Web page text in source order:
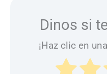
Dinos si
¡Haz clic en